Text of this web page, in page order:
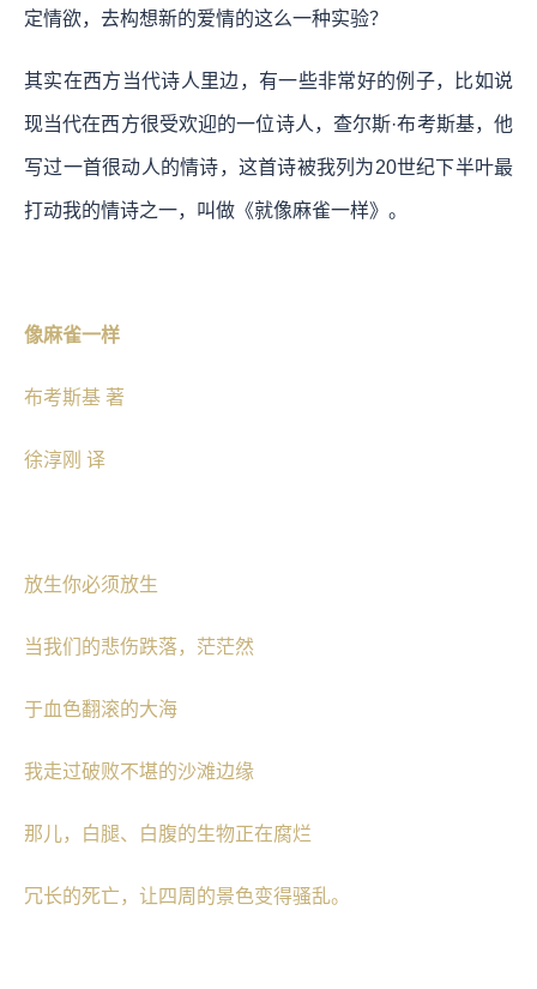
定情欲，去构想新的爱情的这么一种实验？
其实在西方当代诗人里边，有一些非常好的例子，比如说
现当代在西方很受欢迎的一位诗人，查尔斯·布考斯基，他
写过一首很动人的情诗，这首诗被我列为20世纪下半叶最
打动我的情诗之一，叫做《就像麻雀一样》。
像麻雀一样
布考斯基 著
徐淳刚 译
放生你必须放生
当我们的悲伤跌落，茫茫然
于血色翻滚的大海
我走过破败不堪的沙滩边缘
那儿，白腿、白腹的生物正在腐烂
冗长的死亡，让四周的景色变得骚乱。